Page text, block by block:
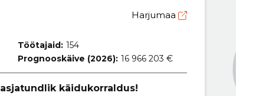
Harjumaa
Töötajaid: 154
Prognooskäive (2026): 16 966 203 €
käidukorraldus!